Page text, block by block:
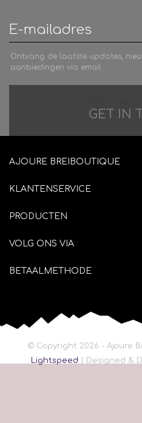
Ontvang de laatste updates,
aanbiedingen via email
GET IN
AJOURE BREIBOUTIQUE
KLANTENSERVICE
PRODUCTEN
VOLG ONS VIA
BETAALMETHODE
© Copyright 2026 - Ajoure
Lightspeed | Designed &